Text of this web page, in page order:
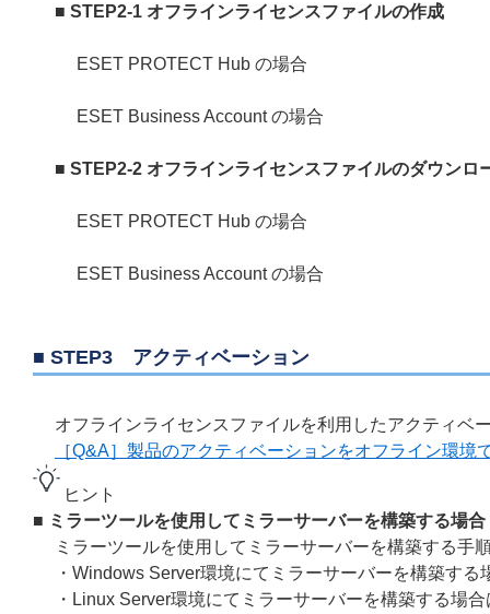
■ STEP2-1 オフラインライセンスファイルの作成
ESET PROTECT Hub の場合
ESET Business Account の場合
■ STEP2-2 オフラインライセンスファイルのダウンロ
ESET PROTECT Hub の場合
ESET Business Account の場合
■ STEP3 アクティベーション
オフラインライセンスファイルを利用したアクティベ
［Q&A］製品のアクティベーションをオフライン環境
ヒント
■ ミラーツールを使用してミラーサーバーを構築する場合
ミラーツールを使用してミラーサーバーを構築する手
・Windows Server環境にてミラーサーバーを構築する
・Linux Server環境にてミラーサーバーを構築する場合